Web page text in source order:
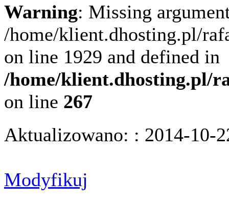
Warning: Missing
/home/klient.dhosting.pl/
on line 1929 and defined in
/home/klient.dhosting.pl/
on line 267
Aktualizowano: : 2014-10-
Modyfikuj